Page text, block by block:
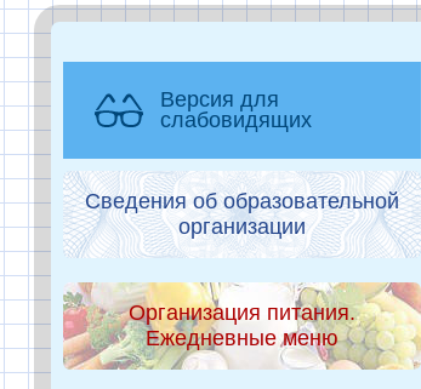
Версия для
слабовидящих
Сведения об образовательной
организации
Организация питания.
Ежедневные меню